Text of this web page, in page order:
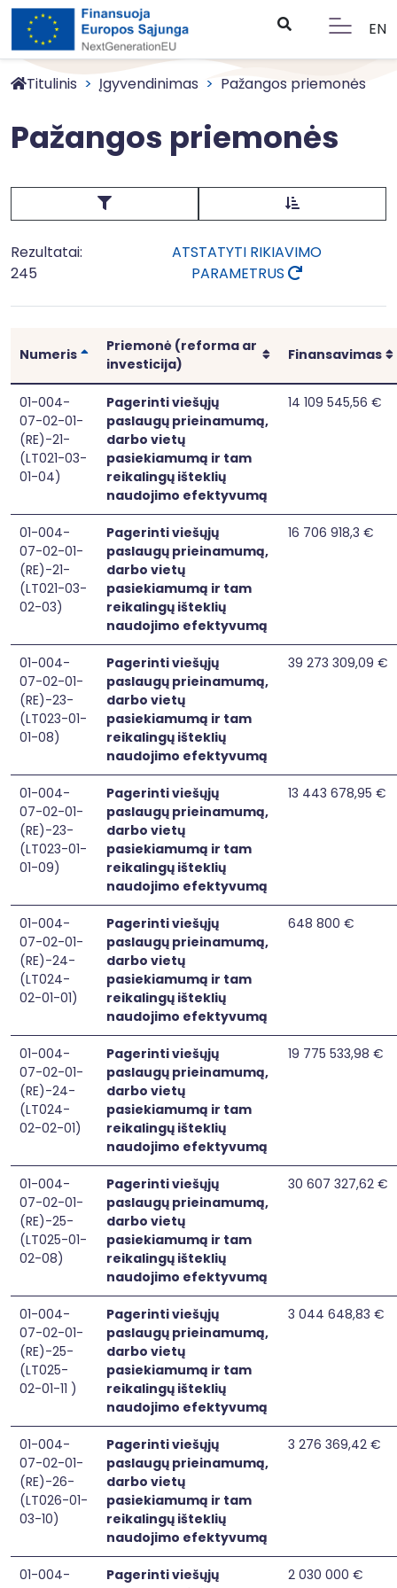
EN
Titulinis Įgyvendinimas Pažangos priemonės
Pažangos priemonės
Rezultatai:
245
ATSTATYTI RIKIAVIMO
PARAMETRUS
Numeris Rikiuoti
Priemonė (reforma ar
investicija)
Rikiuoti
Finansavimas
01-004-
07-02-01-
(RE)-21-
(LT021-03-
01-04)
Pagerinti viešųjų
paslaugų prieinamumą,
darbo vietų
pasiekiamumą ir tam
reikalingų išteklių
naudojimo efektyvumą
14 109 545,56 €
01-004-
07-02-01-
(RE)-21-
(LT021-03-
02-03)
Pagerinti viešųjų
paslaugų prieinamumą,
darbo vietų
pasiekiamumą ir tam
reikalingų išteklių
naudojimo efektyvumą
16 706 918,3 €
01-004-
07-02-01-
(RE)-23-
(LT023-01-
01-08)
Pagerinti viešųjų
paslaugų prieinamumą,
darbo vietų
pasiekiamumą ir tam
reikalingų išteklių
naudojimo efektyvumą
39 273 309,09 €
01-004-
07-02-01-
(RE)-23-
(LT023-01-
01-09)
Pagerinti viešųjų
paslaugų prieinamumą,
darbo vietų
pasiekiamumą ir tam
reikalingų išteklių
naudojimo efektyvumą
13 443 678,95 €
01-004-
07-02-01-
(RE)-24-
(LT024-
02-01-01)
Pagerinti viešųjų
paslaugų prieinamumą,
darbo vietų
pasiekiamumą ir tam
reikalingų išteklių
naudojimo efektyvumą
648 800 €
01-004-
07-02-01-
(RE)-24-
(LT024-
02-02-01)
Pagerinti viešųjų
paslaugų prieinamumą,
darbo vietų
pasiekiamumą ir tam
reikalingų išteklių
naudojimo efektyvumą
19 775 533,98 €
01-004-
07-02-01-
(RE)-25-
(LT025-01-
02-08)
Pagerinti viešųjų
paslaugų prieinamumą,
darbo vietų
pasiekiamumą ir tam
reikalingų išteklių
naudojimo efektyvumą
30 607 327,62 €
01-004-
07-02-01-
(RE)-25-
(LT025-
02-01-11 )
Pagerinti viešųjų
paslaugų prieinamumą,
darbo vietų
pasiekiamumą ir tam
reikalingų išteklių
naudojimo efektyvumą
3 044 648,83 €
01-004-
07-02-01-
(RE)-26-
(LT026-01-
03-10)
Pagerinti viešųjų
paslaugų prieinamumą,
darbo vietų
pasiekiamumą ir tam
reikalingų išteklių
naudojimo efektyvumą
3 276 369,42 €
01-004-
Pagerinti viešųjų
2 030 000 €